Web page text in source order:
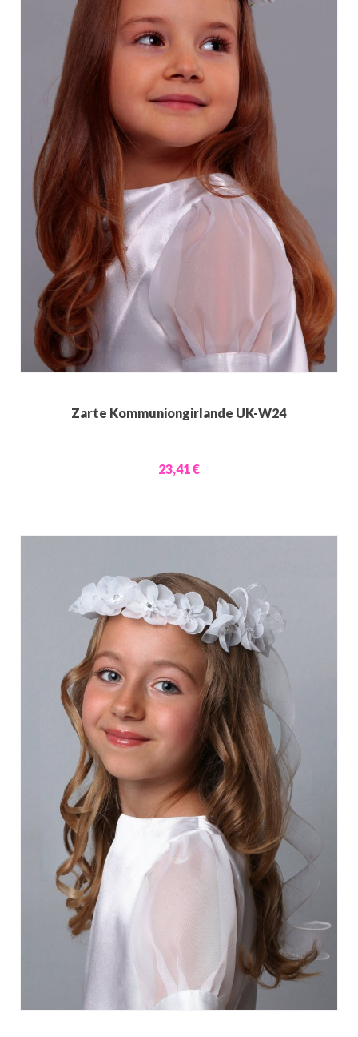
Zarte Kommuniongirlande UK-W24
23,41 €